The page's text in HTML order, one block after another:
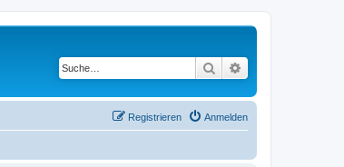
Suche
Anmelden
Registrieren